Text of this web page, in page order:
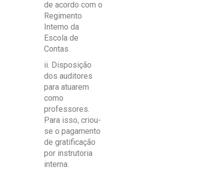
de acordo com o
Regimento
Interno da
Escola de
Contas.
ii. Disposição
dos auditores
para atuarem
como
professores.
Para isso, criou-
se o pagamento
de gratificação
por instrutoria
interna.